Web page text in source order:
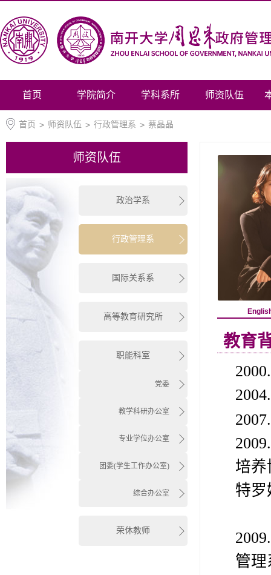
首页 学院简介 学科系所 师资队伍
首页 > 师资队伍 > 行政管理系 > 蔡晶晶
师资队伍
政治学系
行政管理系
国际关系系
高等教育研究所
职能科室
党委
教学科研办公室
专业学位办公室
团委(学生工作办公室)
综合办公室
荣休教师
教育
培养
特罗
管理